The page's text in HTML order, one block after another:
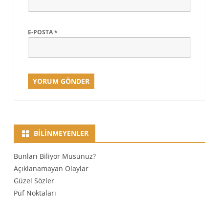
E-POSTA*
BILINMEYENLER
Bunları Biliyor Musunuz?
Açıklanamayan Olaylar
Güzel Sözler
Püf Noktaları